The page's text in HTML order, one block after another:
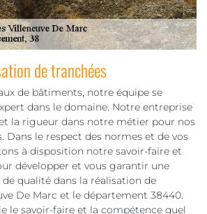
de tranchées
de bâtiments, notre équipe se
dans le domaine. Notre entreprise
la rigueur dans notre métier pour nos
Dans le respect des normes et de vos
à disposition notre savoir-faire et
développer et vous garantir une
qualité dans la réalisation de
De Marc et le département 38440.
le savoir-faire et la compétence quel